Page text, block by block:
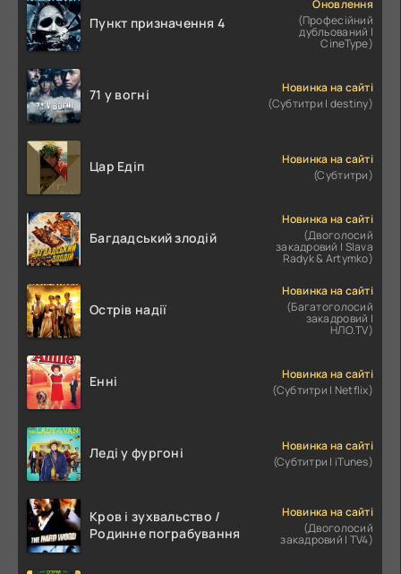
Пункт призначення 4
Оновлення
(Професійний
дубльований |
CineType)
71 у вогні
Новинка на сайті
(Субтитри | destiny)
Цар Едіп
Новинка на сайті
(Субтитри)
Багдадський злодій
Новинка на сайті
(Двоголосий
закадровий | Slava
Radyk & Artymko)
Острів надії
Новинка на сайті
(Багатоголосий
закадровий |
НЛО.TV)
Енні
Новинка на сайті
(Субтитри | Netflix)
Леді у фургоні
Новинка на сайті
(Субтитри | iTunes)
Кров і зухвальство /
Родинне пограбування
Новинка на сайті
(Двоголосий
закадровий | TV4)